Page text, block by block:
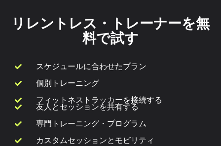
リレントレス・トレーナーを無
料で試す
スケジュールに合わせたプラン
個別トレーニング
フィットネストラッカーを接続する
友人とセッションを共有する
専門トレーニング・プログラム
カスタムセッションとモビリティ